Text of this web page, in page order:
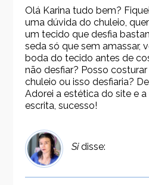
Olá Karina tudo bem?
uma dúvida do chuleio,
um tecido que desfia
seda só que sem amassar,
boda do tecido antes de
não desfiar? Posso
chuleio ou isso desfiaria?
Adorei a estética do site e
escrita, sucesso!
Si disse: